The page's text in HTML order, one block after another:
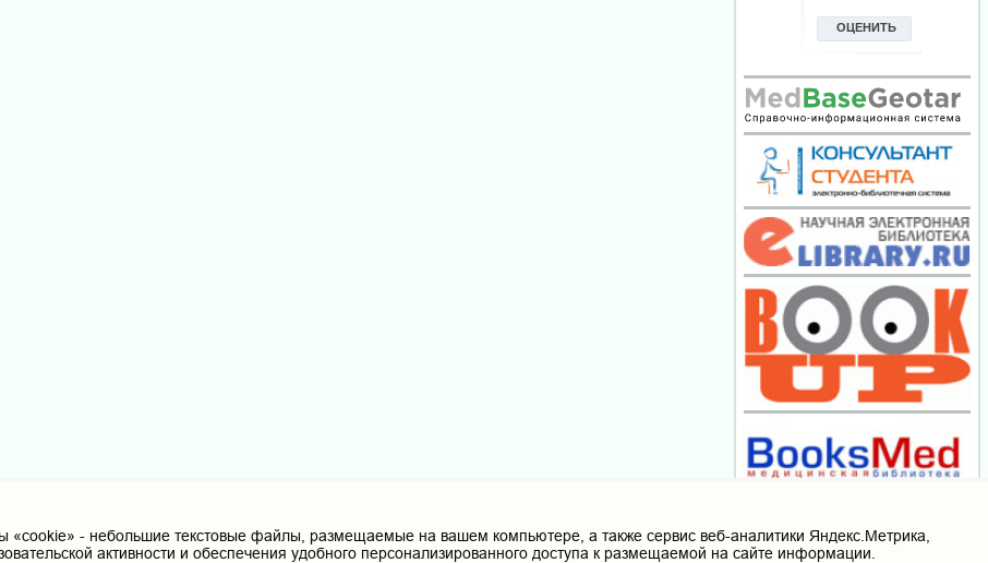
- небольшие текстовые файлы, размещаемые на вашем компьютере, а также сервис веб-аналитики Яндекс.Метрика,
активности и обеспечения удобного персонализированного доступа к размещаемой на сайте информации.